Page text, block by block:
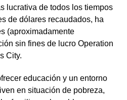
lucrativa de todos los tiempos
de dólares recaudados, ha
(aproximadamente
sin fines de lucro Operation
City.
educación y un entorno
en situación de pobreza,